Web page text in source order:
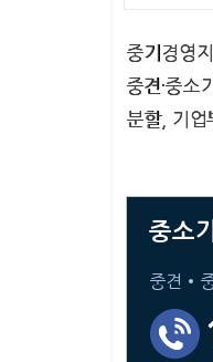
중기경영
중견·중소
분할, 기업
중소
중견•